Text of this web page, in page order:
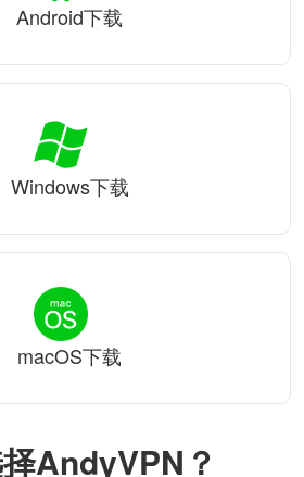
AndyVPN？
Android下载
Windows下载
macOS下载